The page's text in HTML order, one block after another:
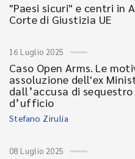
"Paesi sicuri" e centri in
Corte di Giustizia UE
16 Luglio 2025
Caso Open Arms. Le
assoluzione dell'ex
dall’accusa di
d’ufficio
Stefano Zirulia
08 Luglio 2025